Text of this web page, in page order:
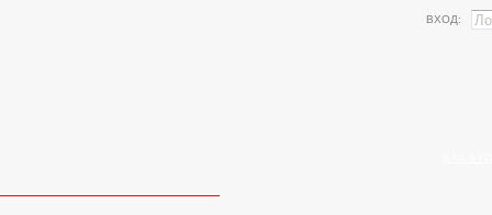
ВХОД: